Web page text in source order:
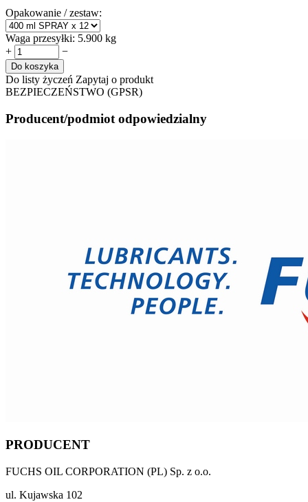
Opakowanie / zestaw:
Waga przesyłki: 5.900 kg
+
−
Do koszyka
Do listy życzeń Zapytaj o produkt
BEZPIECZEŃSTWO (GPSR)
Producent/podmiot odpowiedzialny
PRODUCENT
FUCHS OIL CORPORATION (PL) Sp. z o.o.
ul. Kujawska 102